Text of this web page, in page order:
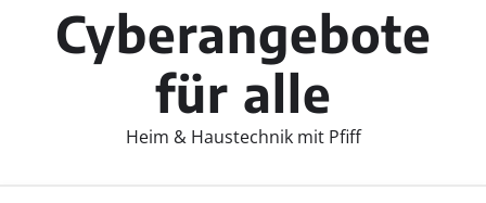
Cyberangebote
für alle
Heim & Haustechnik mit Pfiff